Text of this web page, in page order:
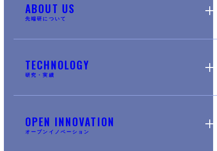
ABOUT US
先端研について
TECHNOLOGY
研究・実績
OPEN INNOVATION
オープンイノベーション